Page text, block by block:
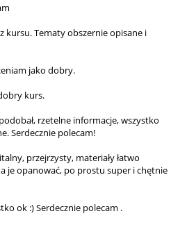
kursu. Tematy obszernie opisane i
jako dobry.
kurs.
rzetelne informacje, wszystko
Serdecznie polecam!
przejrzysty, materiały łatwo
je opanować, po prostu super i chętnie
ok :) Serdecznie polecam .